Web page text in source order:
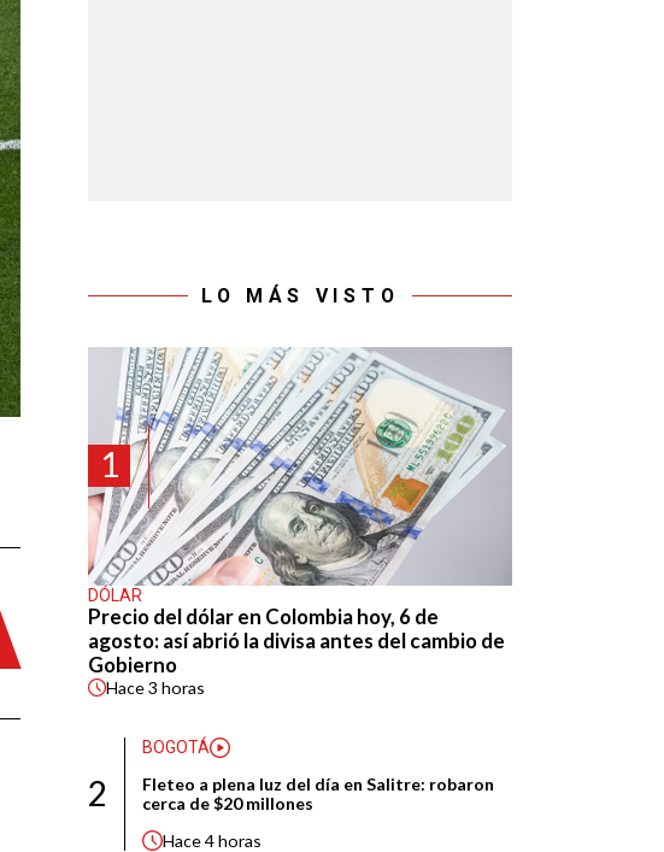
LO MÁS VISTO
1
DÓLAR
Precio del dólar en Colombia hoy, 6 de
agosto: así abrió la divisa antes del cambio de
Gobierno
Hace3 horas
2
BOGOTÁ
Fleteo a plena luz del día en Salitre: robaron
cerca de $20 millones
Hace4 horas